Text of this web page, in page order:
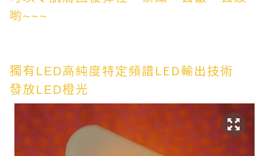
喲~~~
獨有LED高純度特定頻譜LED輸出技術
發放LED橙光